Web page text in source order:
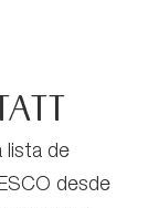
lista de
desde